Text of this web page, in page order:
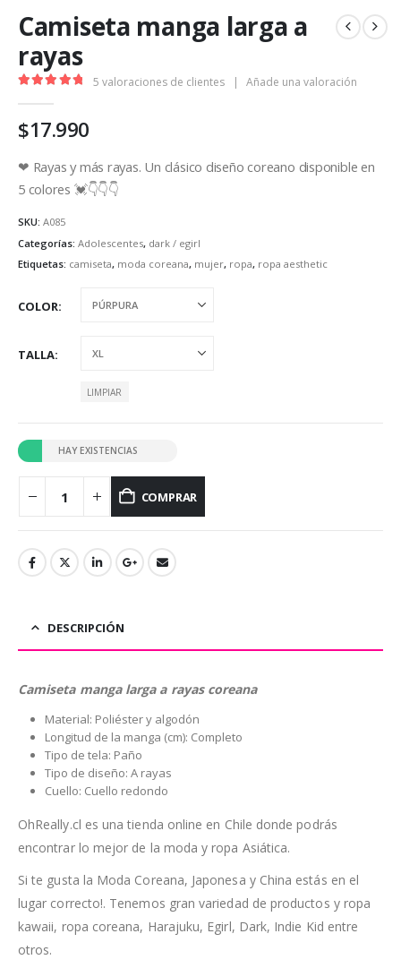
Camiseta manga larga a
rayas
5 valoraciones de clientes | Añade una valoración
$17.990
❤ Rayas y más rayas. Un clásico diseño coreano disponible en
5 colores 💓👇👇👇
SKU: A085
Categorías: Adolescentes, dark / egirl
Etiquetas: camiseta, moda coreana, mujer, ropa, ropa aesthetic
COLOR
TALLA
LIMPIAR
HAY EXISTENCIAS
COMPRAR
DESCRIPCIÓN
Camiseta manga larga a rayas coreana
Material: Poliéster y algodón
Longitud de la manga (cm): Completo
Tipo de tela: Paño
Tipo de diseño: A rayas
Cuello: Cuello redondo
OhReally.cl es una tienda online en Chile donde podrás
encontrar lo mejor de la moda y ropa Asiática.
Si te gusta la Moda Coreana, Japonesa y China estás en el
lugar correcto!. Tenemos gran variedad de productos y ropa
kawaii, ropa coreana, Harajuku, Egirl, Dark, Indie Kid entre
otros.